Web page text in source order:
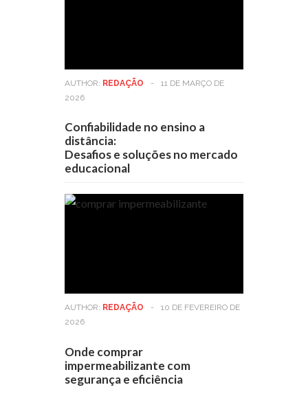
AUTHOR: REDAÇÃO -
11 DE MARÇO DE
2026
Confiabilidade no ensino a
distância:
Desafios e soluções no mercado
educacional
AUTHOR: REDAÇÃO -
10 DE FEVEREIRO DE
2026
Onde comprar
impermeabilizante com
segurança e eficiência